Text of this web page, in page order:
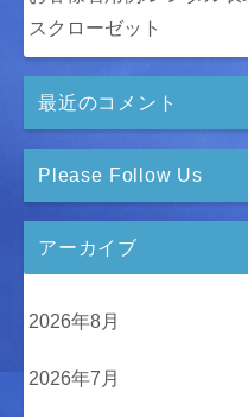
スクローゼット
最近のコメント
Please Follow Us
アーカイブ
2026年8月
2026年7月